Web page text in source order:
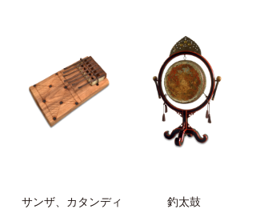
サンザ、カタンディ 釣太鼓